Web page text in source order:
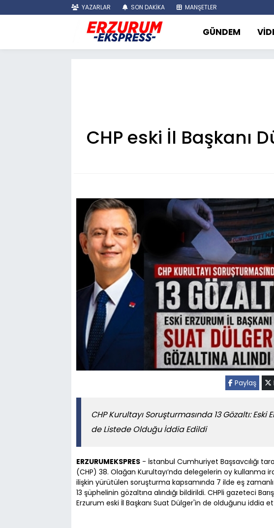
YAZARLAR SON DAKİKA MANŞETLER
GÜNDEM
CHP eski İl Başkanı
Paylaş
CHP Kurultayı Soruşturmasında 13 Gözaltı: Eski
de Listede Olduğu İddia Edildi
ERZURUMEKSPRES - İstanbul Cumhuriyet Başsavcılığı
(CHP) 38. Olağan Kurultayı’nda delegelerin oy kullanma
ilişkin yürütülen soruşturma kapsamında 7 ilde eş
13 şüphelinin gözaltına alındığı bildirildi. CHPli gazeteci
Erzurum eski İl Başkanı Suat Dülger'in de olduğunu iddia